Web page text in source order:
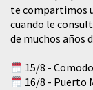
te compartimos
cuando le
de muchos años
15/8 -
16/8 - Puerto